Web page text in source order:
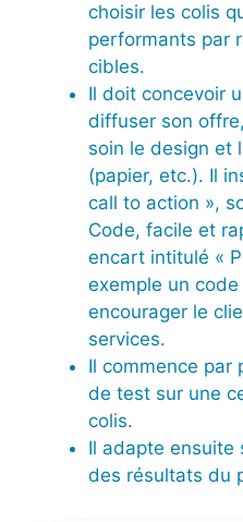
choisir les colis
performants par
cibles.
Il doit concevoir
diffuser son
soin le design et
(papier, etc.). Il
call to action »,
Code, facile et
encart intitulé «
exemple un
encourager le
services.
Il commence par
de test sur une
colis.
Il adapte ensuite
des résultats du